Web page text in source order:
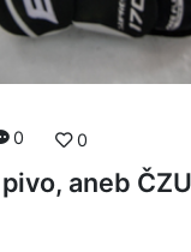
0 0
aneb